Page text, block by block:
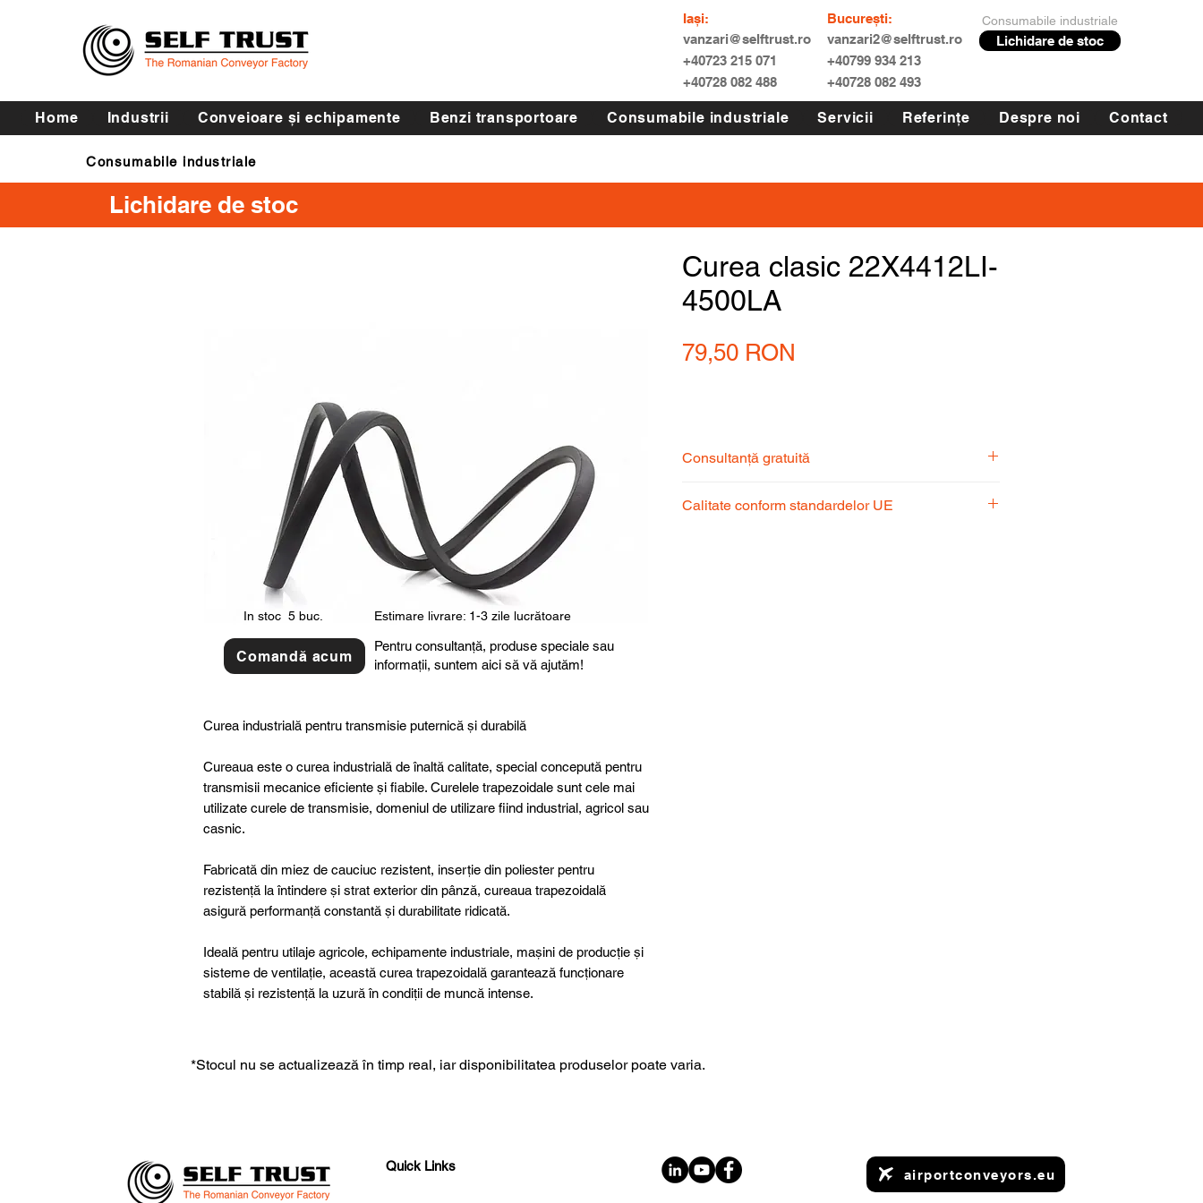
Iași:
vanzari@selftrust.ro
+40723 215 071
+40728 082 488
București:
vanzari2@selftrust.ro
+40799 934 213
+40728 082 493
Consumabile industriale
Lichidare de stoc
Home Industrii Conveioare și echipamente Benzi transportoare Consumabile industriale Servicii Referințe Despre noi Contact
Consumabile industriale
Curele de transmisie
Lichidare de stoc
Curea industrială pentru transmisie puternică și durabilă
Cureaua este o curea industrială de înaltă calitate, special concepută pentru
transmisii mecanice eficiente și fiabile. Curelele trapezoidale sunt cele mai
utilizate curele de transmisie, domeniul de utilizare fiind industrial, agricol sau
casnic.
Fabricată din miez de cauciuc rezistent, inserție din poliester pentru
rezistență la întindere și strat exterior din pânză, cureaua trapezoidală
asigură performanță constantă și durabilitate ridicată.
Ideală pentru utilaje agricole, echipamente industriale, mașini de producție și
sisteme de ventilație, această curea trapezoidală garantează funcționare
stabilă și rezistență la uzură în condiții de muncă intense.
Curea clasic 22X4412LI-
4500LA
79,50 RON
Consultanță gratuită
pentru a alege produsul potrivit nevoilor
Calitate conform standardelor UE
In stoc 5 buc.
Comandă acum
Estimare livrare: 1-3 zile lucrătoare
Pentru consultanță, produse speciale sau
informații, suntem aici să vă ajutăm!
*Stocul nu se actualizează în timp real, iar disponibilitatea produselor poate varia.
Quick Links
airportconveyors.eu